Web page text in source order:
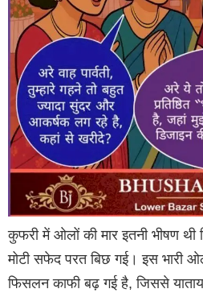
कुफरी में ओलों की मार इतनी भीषण
मोटी सफेद परत बिछ गई। इस भारी
फिसलन काफी बढ़ गई है, जिससे